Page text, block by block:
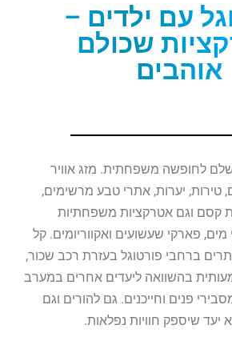
עם ילדים –
שכולם
אוהבים
לחופשה משפחתית. מזג אוויר
טירות, יערות, אתרי טבע מרשימים,
קסם וגם אטרקציות משפחתיות
פארקי שעשועים ואקווריומים. קל
ברחבי פורטוגל בעזרת רכב שכור,
בהשוואה ליעדים אחרים במערב
פנים וחייכנים. גם להורים וגם
יעד שיספק חוויות נפלאות.